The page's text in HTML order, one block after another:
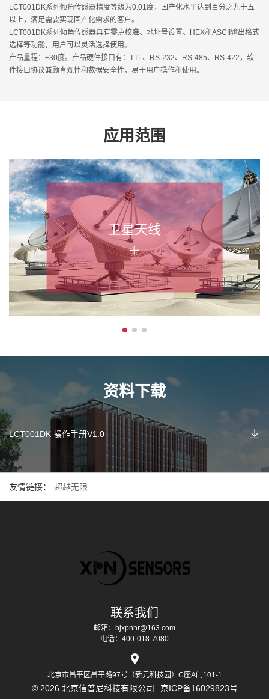
LCT001DK系列倾角传感器精度等级为0.01度，国产化水平达到百分之九十五
以上，满足需要实现国产化需求的客户。
LCT001DK系列倾角传感器具有零点校准、地址号设置、HEX和ASCII输出格式
选择等功能，用户可以灵活选择使用。
产品量程：±30度。产品硬件接口有：TTL、RS-232、RS-485、RS-422，软
件接口协议兼顾直观性和数据安全性，易于用户操作和使用。
应用范围
卫星天线
资料下载
LCT001DK 操作手册V1.0
友情链接： 超越无限
联系我们
邮箱：bjxpnhr@163.com
电话：400-018-7080
北京市昌平区昌平路97号（新元科技园）C座A门101-1
© 2026 北京信普尼科技有限公司 京ICP备16029823号